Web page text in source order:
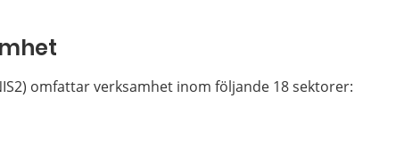
omfattar verksamhet inom följande 18 sektorer: